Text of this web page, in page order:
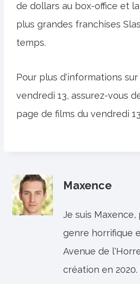
de dollars au box-office et
plus grandes franchises
temps.
Pour plus d'informations
vendredi 13, assurez-vous
page de films du vendredi
Maxence
Je suis
genre horrifique
Avenue de
création en